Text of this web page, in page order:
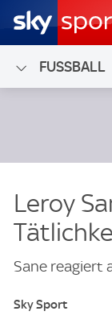
FUSSBALL
Leroy
Sane reagiert
Sky Sport